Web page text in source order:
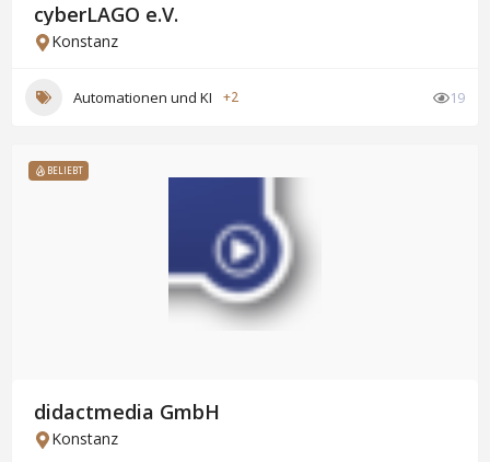
cyberLAGO e.V.
Konstanz
Automationen und KI +2 19
BELIEBT
didactmedia GmbH
Konstanz